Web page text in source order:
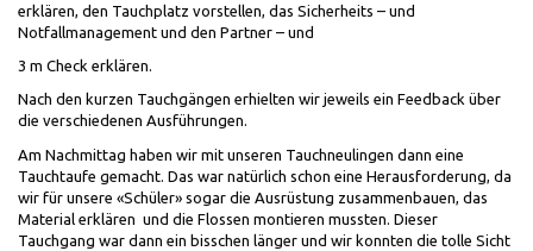
erklären, den Tauchplatz vorstellen, das Sicherheits – und
Notfallmanagement und den Partner – und
3 m Check erklären.
Nach den kurzen Tauchgängen erhielten wir jeweils ein Feedback über
die verschiedenen Ausführungen.
Am Nachmittag haben wir mit unseren Tauchneulingen dann eine
Tauchtaufe gemacht. Das war natürlich schon eine Herausforderung, da
wir für unsere «Schüler» sogar die Ausrüstung zusammenbauen, das
Material erklären und die Flossen montieren mussten. Dieser
Tauchgang war dann ein bisschen länger und wir konnten die tolle Sicht